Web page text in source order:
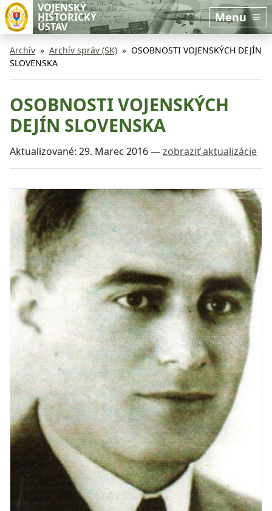
Preskočiť na hlavný obsah
Preskočiť na bočnú lištu
VOJENSKÝ
HISTORICKÝ
ÚSTAV
Menu
Archív Archív správ (SK)
OSOBNOSTI VOJENSKÝCH DEJÍN
SLOVENSKA
OSOBNOSTI VOJENSKÝCH
DEJÍN SLOVENSKA
Aktualizované: 29. Marec 2016—zobraziť aktualizácie